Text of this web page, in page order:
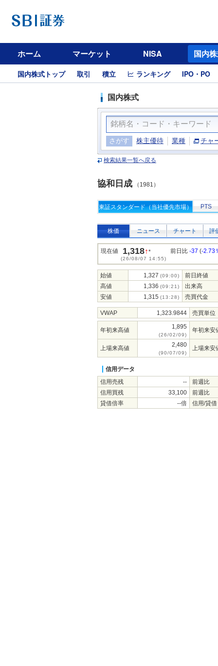
ホーム マーケット NISA 国内
国内株式トップ 取引 積立 ランキング IPO・PO
国内株式
さがす 株主優待 業種 チャ
検索結果一覧へ戻る
協和日成 （1981）
東証スタンダード（当社優先市場） PTS
株価 ニュース チャート 評
現在値 1,318↑*
(26/08/07 14:55)
前日比 -37 (-2.73
始値 1,327 (09:00)
前日終値
高値
1,336 (09:21)
出来高
安値
1,315 (13:28) 売買代金
VWAP 1,323.9844 売買単位
年初来高値 1,895
(26/02/09)
年初来安
上場来高値 2,480
(90/07/09)
上場来安
信用データ
信用売残
--
前週比
信用買残
33,100
前週比
貸借倍率
--倍 信用/貸借